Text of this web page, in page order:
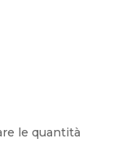
le quantità